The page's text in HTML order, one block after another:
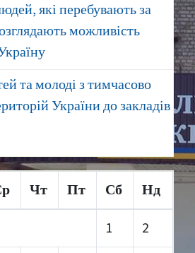
які перебувають за
можливість
та молоді з тимчасово
України до закладів
Чт Пт Сб Нд
1 2